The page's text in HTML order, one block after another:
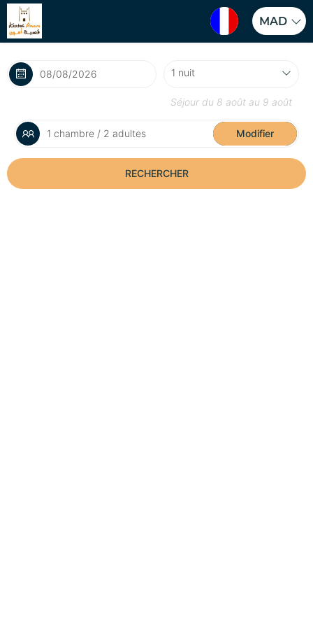
MAD
Séjour du 8 août au 9 août
1 chambre / 2 adultes Modifier